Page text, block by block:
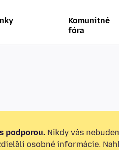
Komunitné
fóra
podporou. Nikdy vás
osobné informácie.